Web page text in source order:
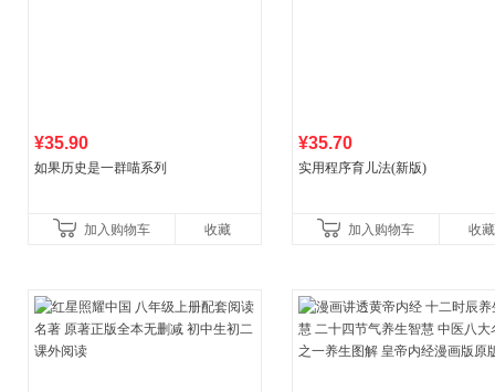
¥35.90
如果历史是一群喵系列
加入购物车 收藏
¥35.70
实用程序育儿法(新版)
加入购物车 收藏